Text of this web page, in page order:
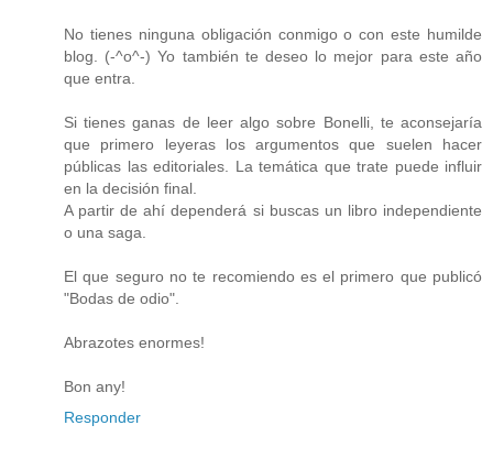
No tienes ninguna obligación conmigo o con este humilde
blog. (-^o^-) Yo también te deseo lo mejor para este año
que entra.
Si tienes ganas de leer algo sobre Bonelli, te aconsejaría
que primero leyeras los argumentos que suelen hacer
públicas las editoriales. La temática que trate puede influir
en la decisión final.
A partir de ahí dependerá si buscas un libro independiente
o una saga.
El que seguro no te recomiendo es el primero que publicó
"Bodas de odio".
Abrazotes enormes!
Bon any!
Responder